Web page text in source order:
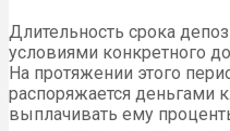
Длительность срока
условиями конкретного
На протяжении этого
распоряжается деньгами
выплачивать ему